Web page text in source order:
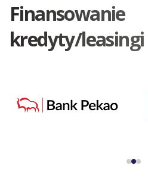
Finansowanie
kredyty/leasingi